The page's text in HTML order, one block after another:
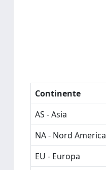
Continente
AS - Asia
NA - Nord America
EU - Europa